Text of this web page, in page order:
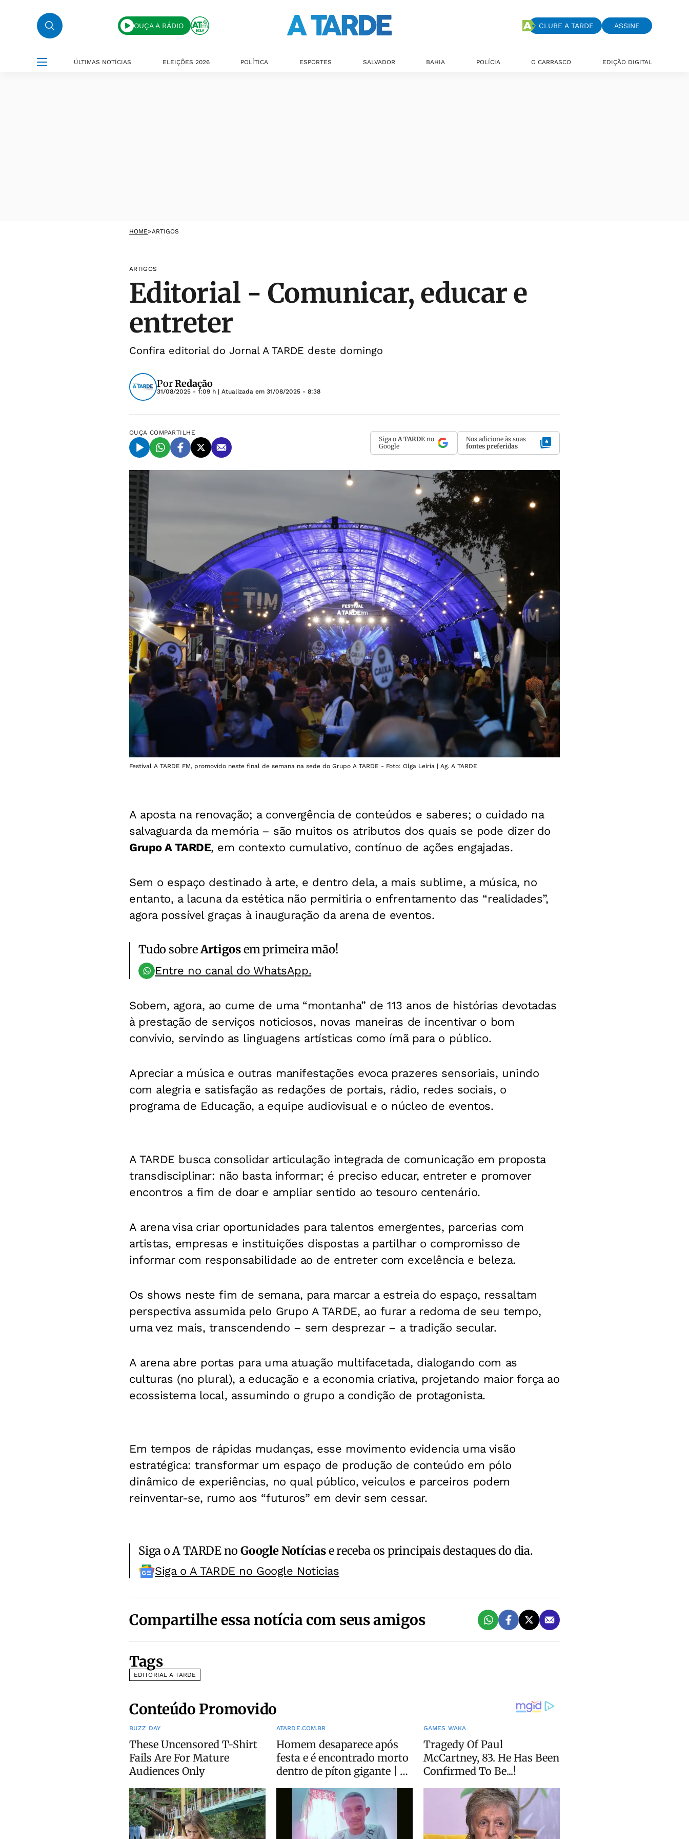
OUÇA A RÁDIO CLUBE A TARDE ASSINE
ÚLTIMAS NOTÍCIAS ELEIÇÕES 2026 POLÍTICA ESPORTES SALVADOR BAHIA POLÍCIA O CARRASCO EDIÇÃO DIGITAL
HOME>ARTIGOS
ARTIGOS
Editorial - Comunicar, educar e
entreter
Confira editorial do Jornal A TARDE deste domingo
PorRedação
31/08/2025 - 1:09 h | Atualizada em 31/08/2025 - 8:38
OUÇA COMPARTILHE
Siga o A TARDE no
Google
Nos adicione às suas
fontes preferidas
Festival A TARDE FM, promovido neste final de semana na sede do Grupo A TARDE - Foto: Olga Leiria | Ag. A TARDE
A aposta na renovação; a convergência de conteúdos e saberes; o cuidado na
salvaguarda da memória – são muitos os atributos dos quais se pode dizer do
GrupoA TARDE, em contexto cumulativo, contínuo de ações engajadas.
Sem o espaço destinado à arte, e dentro dela, a mais sublime, a música, no
entanto, a lacuna da estética não permitiria o enfrentamento das “realidades”,
agora possível graças à inauguração da arena de eventos.
Tudo sobreArtigosem primeira mão!
Entre no canal do WhatsApp.
Sobem, agora, ao cume de uma “montanha” de 113 anos de histórias devotadas
à prestação de serviços noticiosos, novas maneiras de incentivar o bom
convívio, servindo as linguagens artísticas como ímã para o público.
Apreciar a música e outras manifestações evoca prazeres sensoriais, unindo
com alegria e satisfação as redações de portais, rádio, redes sociais, o
programa de Educação, a equipe audiovisual e o núcleo de eventos.
A TARDE busca consolidar articulação integrada de comunicação em proposta
transdisciplinar: não basta informar; é preciso educar, entreter e promover
encontros a fim de doar e ampliar sentido ao tesouro centenário.
A arena visa criar oportunidades para talentos emergentes, parcerias com
artistas, empresas e instituições dispostas a partilhar o compromisso de
informar com responsabilidade ao de entreter com excelência e beleza.
Os shows neste fim de semana, para marcar a estreia do espaço, ressaltam
perspectiva assumida pelo Grupo A TARDE, ao furar a redoma de seu tempo,
uma vez mais, transcendendo – sem desprezar – a tradição secular.
A arena abre portas para uma atuação multifacetada, dialogando com as
culturas (no plural), a educação e a economia criativa, projetando maior força ao
ecossistema local, assumindo o grupo a condição de protagonista.
Em tempos de rápidas mudanças, esse movimento evidencia uma visão
estratégica: transformar um espaço de produção de conteúdo em pólo
dinâmico de experiências, no qual público, veículos e parceiros podem
reinventar-se, rumo aos “futuros” em devir sem cessar.
Siga o A TARDE noGoogle Notíciase receba os principais destaques do dia.
Siga o A TARDE no Google Noticias
Compartilhe essa notícia com seus amigos
Tags
EDITORIAL A TARDE